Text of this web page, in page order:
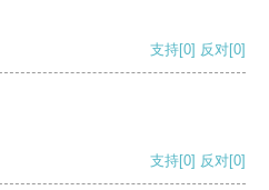
支持[0] 反对[0]
支持[0] 反对[0]